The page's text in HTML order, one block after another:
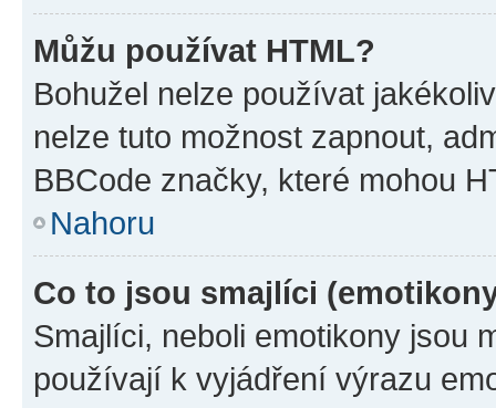
Můžu používat HTML?
Bohužel nelze používat
nelze tuto možnost zapnout,
BBCode značky, které mohou
Nahoru
Co to jsou smajlíci
Smajlíci, neboli emotikony jsou
používají k vyjádření výrazu